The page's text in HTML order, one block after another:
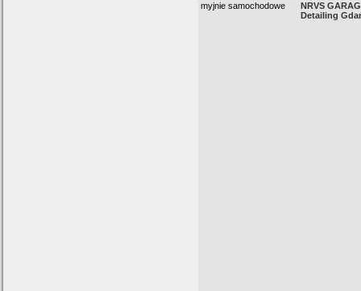
myjnie samochodowe
NRVS
Detailing